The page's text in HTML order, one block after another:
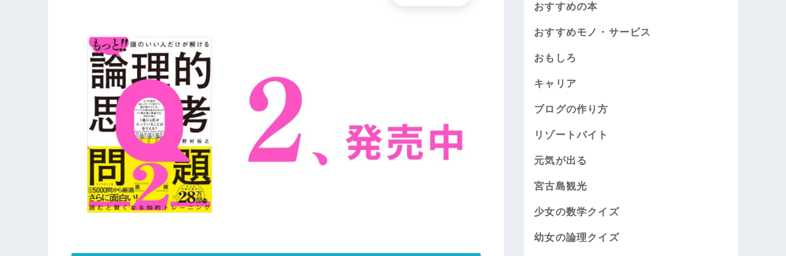
おすすめの本
おすすめモノ・サービス
おもしろ
キャリア
ブログの作り方
リゾートバイト
元気が出る
宮古島観光
少女の数学クイズ
幼女の論理クイズ